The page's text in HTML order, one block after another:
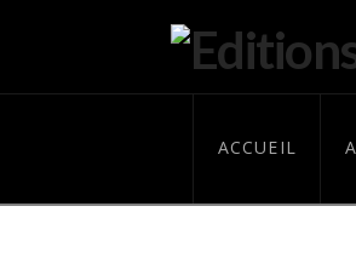
ACCUEIL